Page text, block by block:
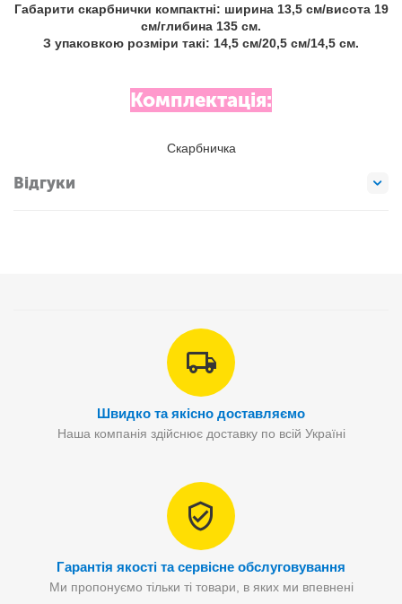
Габарити скарбнички компактні: ширина 13,5 см/висота 19
см/глибина 135 см.
З упаковкою розміри такі: 14,5 см/20,5 см/14,5 см.
Комплектація:
Скарбничка
Відгуки
Швидко та якісно доставляємо
Наша компанія здійснює доставку по всій Україні
Гарантія якості та сервісне обслуговування
Ми пропонуємо тільки ті товари, в яких ми впевнені